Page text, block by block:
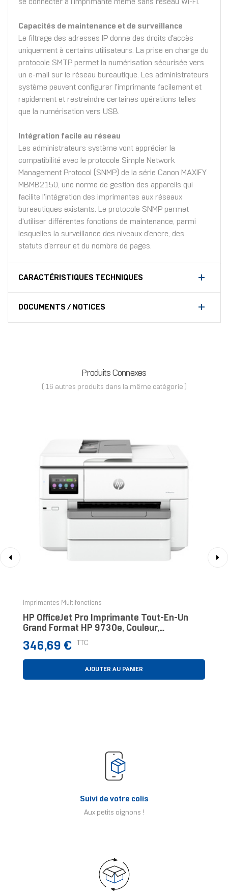
se connecter à l'imprimante même sans réseau Wi-Fi.
Capacités de maintenance et de surveillance
Le filtrage des adresses IP donne des droits d'accès
uniquement à certains utilisateurs. La prise en charge du
protocole SMTP permet la numérisation sécurisée vers
un e-mail sur le réseau bureautique. Les administrateurs
système peuvent configurer l'imprimante facilement et
rapidement et restreindre certaines opérations telles
que la numérisation vers USB.
Intégration facile au réseau
Les administrateurs système vont apprécier la
compatibilité avec le protocole Simple Network
Management Protocol (SNMP) de la série Canon MAXIFY
MBMB2150, une norme de gestion des appareils qui
facilite l'intégration des imprimantes aux réseaux
bureautiques existants. Le protocole SNMP permet
d'utiliser différentes fonctions de maintenance, parmi
lesquelles la surveillance des niveaux d'encre, des
statuts d'erreur et du nombre de pages.
CARACTÉRISTIQUES TECHNIQUES
DOCUMENTS / NOTICES
Produits Connexes
( 16 autres produits dans la même catégorie )
Imprimantes Multifonctions
HP OfficeJet Pro Imprimante Tout-En-Un
Grand Format HP 9730e, Couleur,
Imprimante Pour Petit Bureau, Impression,
Copie, Numérisa
Prix
346,69 € TTC
AJOUTER AU PANIER
Suivi de votre colis
Aux petits oignons !